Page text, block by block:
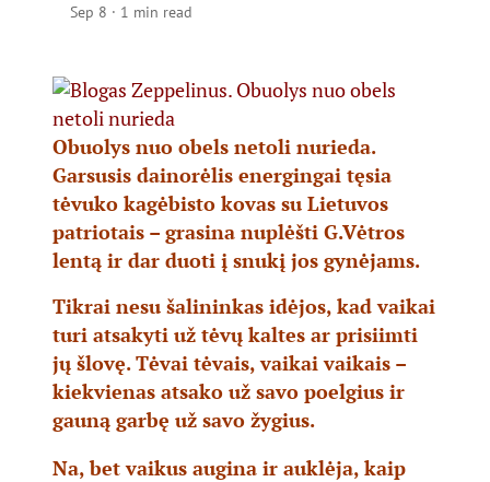
Sep 8 · 1 min read
Obuolys nuo obels netoli nurieda.
Garsusis dainorėlis energingai tęsia
tėvuko kagėbisto kovas su Lietuvos
patriotais – grasina nuplėšti G.Vėtros
lentą ir dar duoti į snukį jos gynėjams.
Tikrai nesu šalininkas idėjos, kad vaikai
turi atsakyti už tėvų kaltes ar prisiimti
jų šlovę. Tėvai tėvais, vaikai vaikais –
kiekvienas atsako už savo poelgius ir
gauną garbę už savo žygius.
Na, bet vaikus augina ir auklėja, kaip